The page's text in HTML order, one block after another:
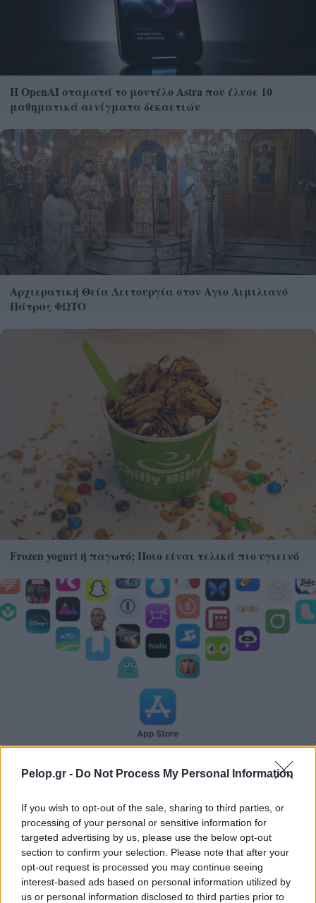
Pelop.gr - Do Not Process My Personal Information
If you wish to opt-out of the sale, sharing to third parties, or
processing of your personal or sensitive information for
targeted advertising by us, please use the below opt-out
section to confirm your selection. Please note that after your
opt-out request is processed you may continue seeing
interest-based ads based on personal information utilized by
us or personal information disclosed to third parties prior to
Η OpenAI σταματά το μοντέλο Astra που έλυσε 10
μαθηματικά αινίγματα δεκαετιών
Αρχιερατική Θεία Λειτουργία στον Αγιο Αιμιλιανό
Πάτρας ΦΩΤΟ
Frozen yogurt ή παγωτό; Ποιο είναι τελικά πιο υγιεινό
Η Apple αποφασίζει ποιος μένει και ποιος φεύγει και
οι κανόνες δεν είναι ίδιοι για όλους